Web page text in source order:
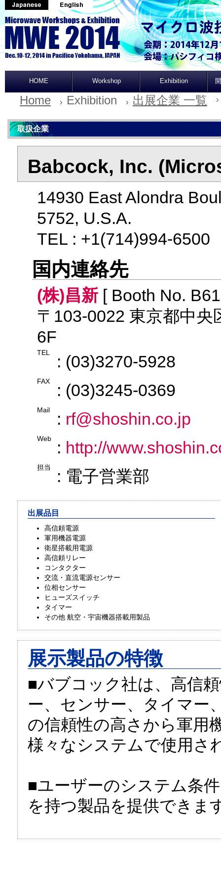
HOME Workshop Exhibition
Home Exhibition 出展企業 一覧
取扱企業
Babcock, Inc.
14930 East Alondra
5752, U.S.A.
TEL : +1(714)994-
国内連絡先
(株)昌新 [ Booth No.
〒103-0022 東京都中
6F
TEL : (03)3270-5928
FAX : (03)3245-0369
Mail : rf@shoshin.co.jp
Web : http://
担当 : 電子営業部
出展品目
高信頼電源
軍用機器電源
衛星搭載用電源
高信頼リレー
コンタクター
交流・直流電源センサー
位相センサー
ヒューズスイッチ
タイマー
その他 航空・宇宙機器搭載用製品
展示製品の特徴
■バブコック社は、高信
ー、センサー、タイマー
の信頼性の高さから軍用
様々なシステムで使用さ
■ユーザーのシステム条
を持つ製品を提供できま